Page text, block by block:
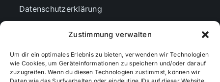
Zustimmung verwalten
Um dir ein optimales Erlebnis zu bieten, verwenden wir Technologien
wie Cookies, um Geräteinformationen zu speichern und/oder darauf
zuzugreifen. Wenn du diesen Technologien zustimmst, können wir
Datenschutzerklärung
Cookie-Richtlinie (EU)